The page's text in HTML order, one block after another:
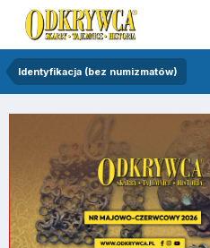
Identyfikacja (bez numizmatów)